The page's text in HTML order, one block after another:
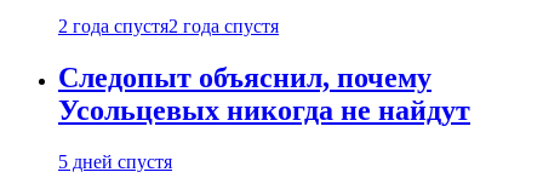
2 года спустя2 года спустя
Следопыт объяснил, почему
Усольцевых никогда не найдут
5 дней спустя